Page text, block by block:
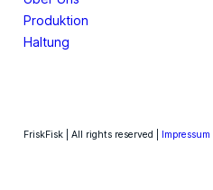
Produktion
Haltung
FriskFisk | All rights reserved | Impressum